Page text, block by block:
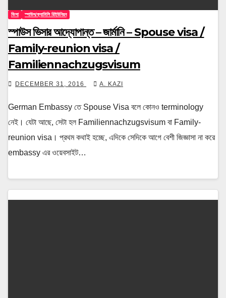
ভিসা স্পাউস/ফ্যামিলি রিইউনিয়ন
স্পাউস ভিসার আদ্যোপান্ত – জার্মানি – Spouse visa /
Family-reunion visa /
Familiennachzugsvisum
DECEMBER 31, 2016 A. KAZI
German Embassy তে Spouse Visa বলে কোনও terminology
নেই। যেটা আছে, সেটা হল Familiennachzugsvisum বা Family-
reunion visa। প্রথম কথাই হচ্ছে, এদিকে সেদিকে আগে বেশী জিজ্ঞাসা না করে
embassy এর ওয়েবসাইট…